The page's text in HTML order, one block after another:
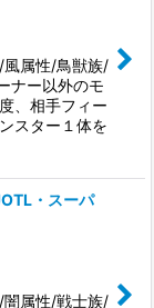
風属性/鳥獣族/
ナー以外のモ
、相手フィー
スター１体を
・スーパ
闇属性/戦士族/